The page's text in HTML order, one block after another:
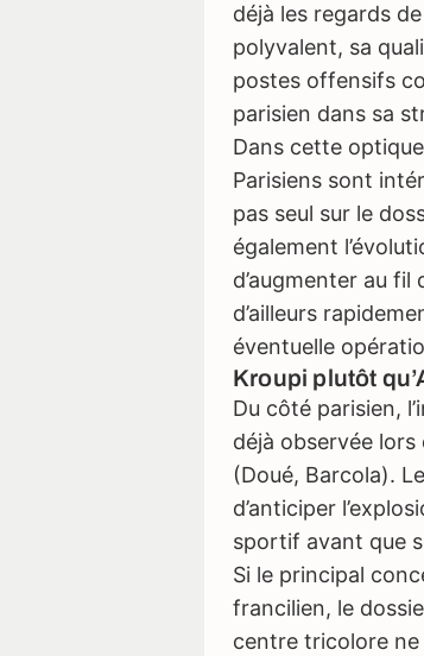
déjà les regards
polyvalent, sa
postes offensifs
parisien dans sa
Dans cette
Parisiens sont
pas seul sur le
également
d’augmenter au
d’ailleurs
éventuelle
Kroupi plutôt
Du côté parisien,
déjà observée
(Doué, Barcola).
d’anticiper
sportif avant que
Si le principal
francilien, le
centre tricolore